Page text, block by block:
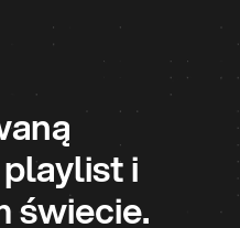
i
świecie.